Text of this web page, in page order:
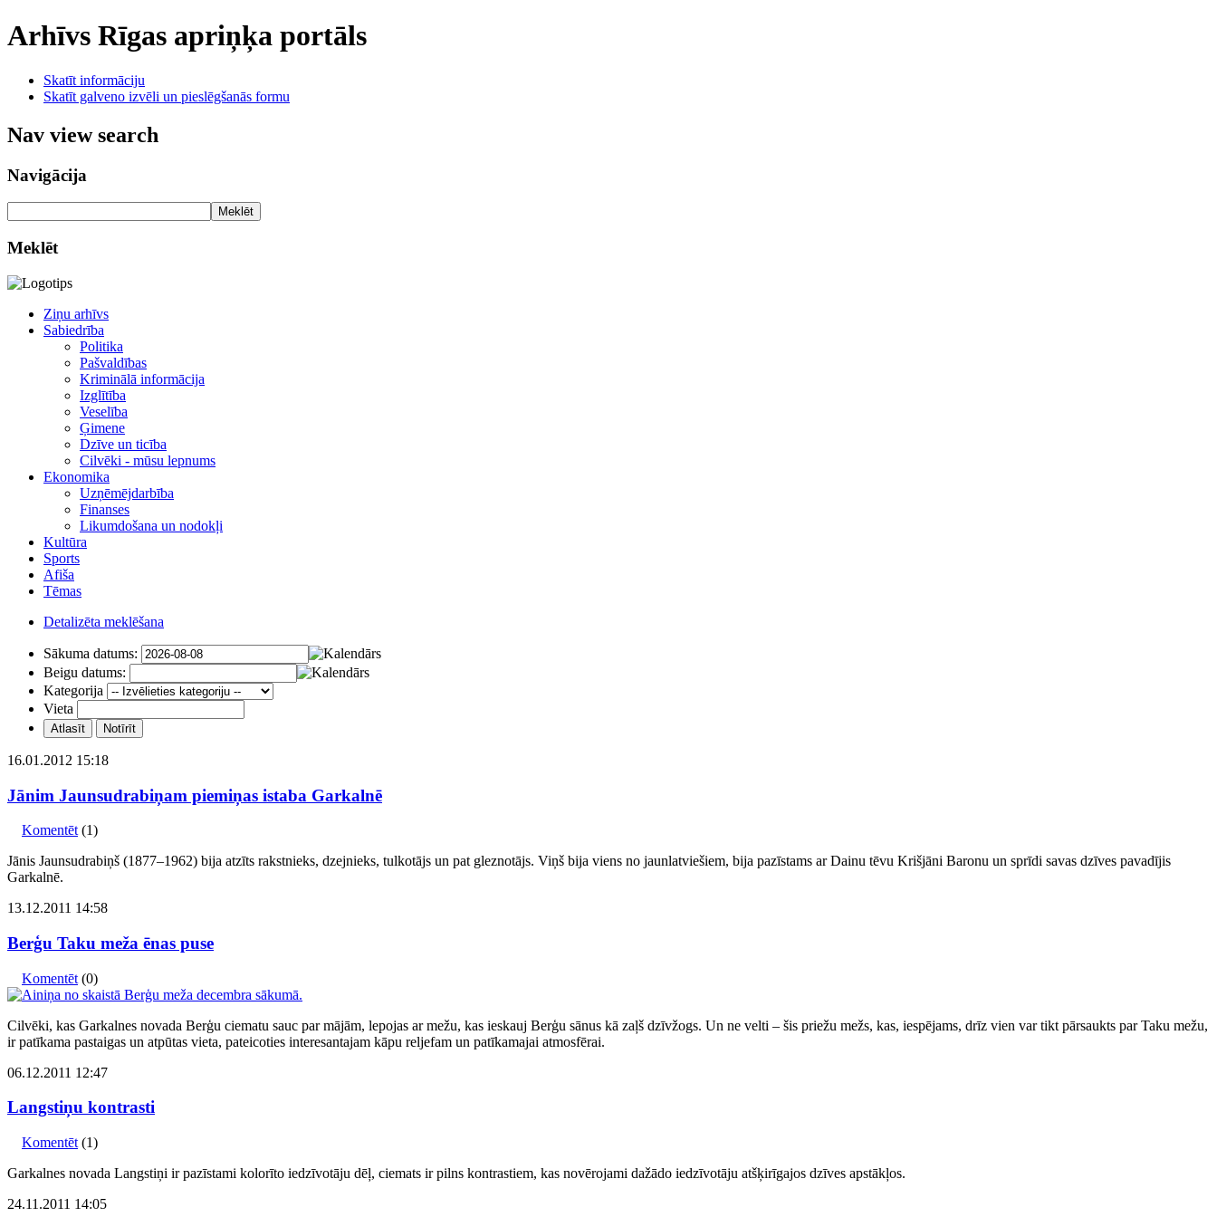
Arhīvs Rīgas apriņķa portāls
Skatīt informāciju
Skatīt galveno izvēli un pieslēgšanās formu
Nav view search
Navigācija
Meklēt
Meklēt
Ziņu arhīvs
Sabiedrība
Politika
Pašvaldības
Kriminālā informācija
Izglītība
Veselība
Ģimene
Dzīve un ticība
Cilvēki - mūsu lepnums
Ekonomika
Uzņēmējdarbība
Finanses
Likumdošana un nodokļi
Kultūra
Sports
Afiša
Tēmas
Detalizēta meklēšana
Sākuma datums:
Beigu datums:
Kategorija
Vieta
16.01.2012 15:18
Jānim Jaunsudrabiņam piemiņas istaba Garkalnē
Komentēt (1)
Jānis Jaunsudrabiņš (1877–1962) bija atzīts rakstnieks, dzejnieks, tulkotājs un pat gleznotājs. Viņš bija viens no jaunlatviešiem, bija pazīstams ar Dainu tēvu Krišjāni Baronu un sprīdi savas dzīves pavadījis
Garkalnē.
13.12.2011 14:58
Berģu Taku meža ēnas puse
Komentēt (0)
Cilvēki, kas Garkalnes novada Berģu ciematu sauc par mājām, lepojas ar mežu, kas ieskauj Berģu sānus kā zaļš dzīvžogs. Un ne velti – šis priežu mežs, kas, iespējams, drīz vien var tikt pārsaukts par Taku mežu,
ir patīkama pastaigas un atpūtas vieta, pateicoties interesantajam kāpu reljefam un patīkamajai atmosfērai.
06.12.2011 12:47
Langstiņu kontrasti
Komentēt (1)
Garkalnes novada Langstiņi ir pazīstami kolorīto iedzīvotāju dēļ, ciemats ir pilns kontrastiem, kas novērojami dažādo iedzīvotāju atšķirīgajos dzīves apstākļos.
24.11.2011 14:05